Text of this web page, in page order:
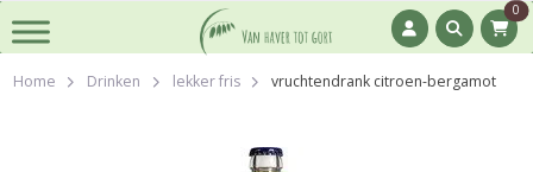
0
Home Drinken lekker fris vruchtendrank citroen-bergamot